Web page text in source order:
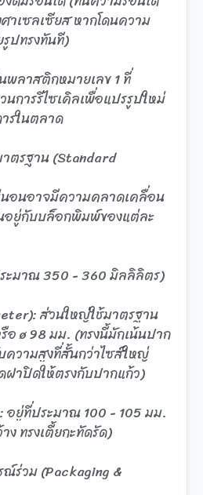
เซลเซียส หากโดนความ
ปทรงทันที)
พลาสติกหมายเลข 1 ที่
นการรีไซเคิลเพื่อแปรรูปใหม่
รในตลาด
ตรฐาน (Standard
อนอาจมีความคลาดเคลื่อน
อยู่กับบล็อกพิมพ์ของแต่ละ
ะมาณ 350 - 360 มิลลิลิตร)
ส่วนใหญ่ใช้มาตรฐาน
อ ø 98 มม. (ทรงนี้มักเน้นปาก
ความสูงที่สั้นกว่าไซส์ใหญ่
ฝาปิดให้ตรงกับปากแก้ว)
อยู่ที่ประมาณ 100 - 105 มม.
ทรงเตี้ยกะทัดรัด)
ร่วม (Packaging &